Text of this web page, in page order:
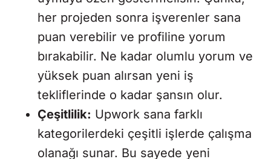
her projeden sonra işverenler sana
puan verebilir ve profiline yorum
bırakabilir. Ne kadar olumlu yorum ve
yüksek puan alırsan yeni iş
tekliflerinde o kadar şansın olur.
Çeşitlilik: Upwork sana farklı
kategorilerdeki çeşitli işlerde çalışma
olanağı sunar. Bu sayede yeni